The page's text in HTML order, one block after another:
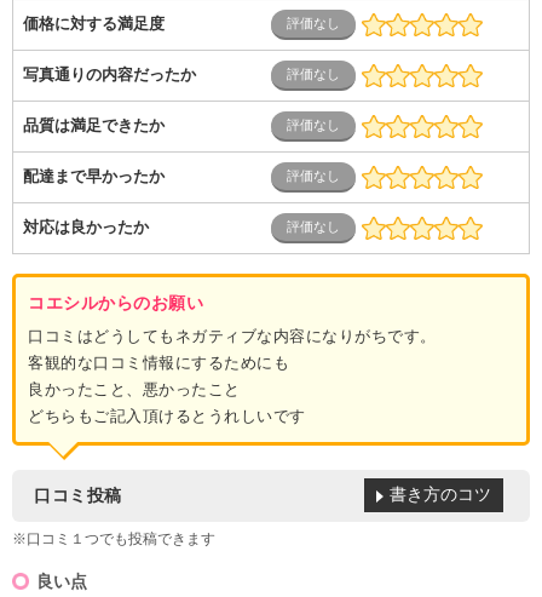
価格に対する満足度
写真通りの内容だったか
品質は満足できたか
配達まで早かったか
対応は良かったか
コエシルからのお願い
口コミはどうしてもネガティブな内容になりがちです。
客観的な口コミ情報にするためにも
良かったこと、悪かったこと
どちらもご記入頂けるとうれしいです
口コミ投稿
※口コミ１つでも投稿できます
書き方のコツ
良い点